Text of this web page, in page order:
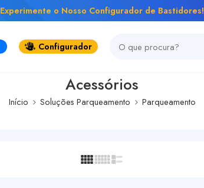
Experimente o Nosso Configurador de Bastidores!
Configurador
Acessórios
Início Soluções Parqueamento Parqueamento